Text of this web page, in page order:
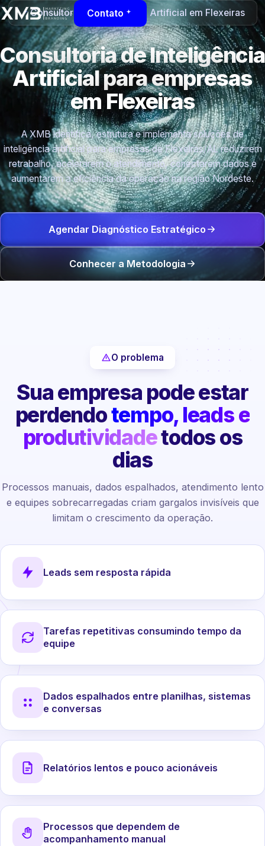
Contato
Consultoria de Inteligência Artificial em Flexeiras
Consultoria de Inteligência
Artificial para empresas
em Flexeiras
A XMB identifica, estrutura e implementa soluções de
inteligência artificial para empresas de Flexeiras/AL reduzirem
retrabalho, acelerarem o atendimento, conectarem dados e
aumentarem a eficiência da operação na região Nordeste.
Agendar Diagnóstico Estratégico
Conhecer a Metodologia
O problema
Sua empresa pode estar
perdendotempo, leads e
produtividadetodos os
dias
Processos manuais, dados espalhados, atendimento lento
e equipes sobrecarregadas criam gargalos invisíveis que
limitam o crescimento da operação.
Leads sem resposta rápida
Tarefas repetitivas consumindo tempo da
equipe
Dados espalhados entre planilhas, sistemas
e conversas
Relatórios lentos e pouco acionáveis
Processos que dependem de
acompanhamento manual